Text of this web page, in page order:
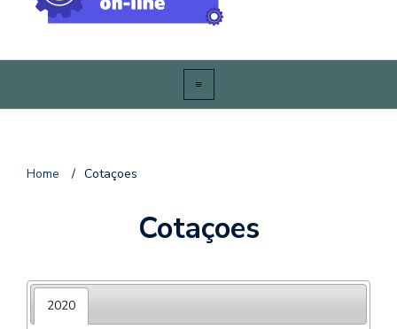
Home / Cotaçoes
Cotaçoes
2020